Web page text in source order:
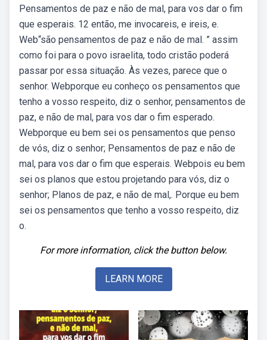
Pensamentos de paz e não de mal, para vos dar o fim
que esperais. 12 então, me invocareis, e ireis, e.
Web“são pensamentos de paz e não de mal. ” assim
como foi para o povo israelita, todo cristão poderá
passar por essa situação. Às vezes, parece que o
senhor. Webporque eu conheço os pensamentos que
tenho a vosso respeito, diz o senhor, pensamentos de
paz, e não de mal, para vos dar o fim esperado.
Webporque eu bem sei os pensamentos que penso
de vós, diz o senhor; Pensamentos de paz e não de
mal, para vos dar o fim que esperais. Webpois eu bem
sei os planos que estou projetando para vós, diz o
senhor; Planos de paz, e não de mal,. Porque eu bem
sei os pensamentos que tenho a vosso respeito, diz
o.
For more information, click the button below.
LEARN MORE